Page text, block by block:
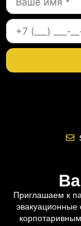
Приглашаем к
эвакуационные